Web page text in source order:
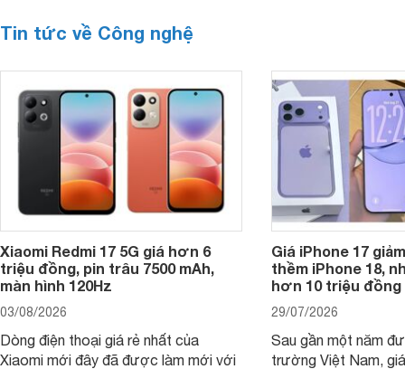
Tin tức về Công nghệ
Xiaomi Redmi 17 5G giá hơn 6
triệu đồng, pin trâu 7500 mAh,
màn hình 120Hz
03/08/2026
Dòng điện thoại giá rẻ nhất của
Xiaomi mới đây đã được làm mới với
Giá iPhone 17
thềm iPhone 18,
hơn 10 triệu đồng
29/07/2026
Sau gần một năm
trường Việt Nam,